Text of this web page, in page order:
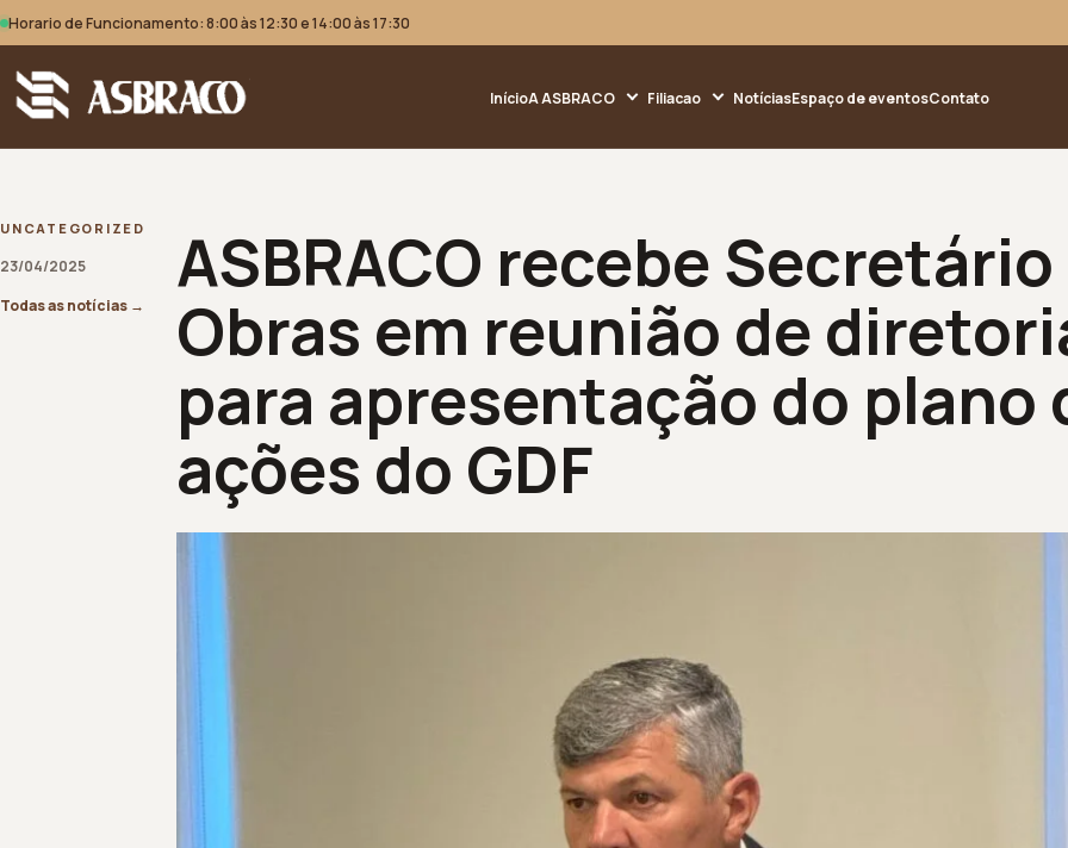
Horario de Funcionamento: 8:00 às 12:30 e 14:00 às 17:30
InícioA ASBRACO Filiacao NotíciasEspaço de eventosContato
UNCATEGORIZED
23/04/2025
Todas as notícias →
ASBRACO recebe
Obras em reunião de
para apresentação do plano
ações do GDF